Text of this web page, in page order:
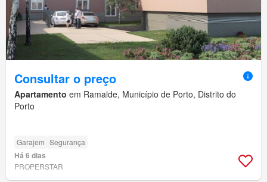
Consultar o preço
Apartamento em Ramalde, Município de Porto, Distrito do
Porto
Garajem Segurança
Há 6 dias
PROPERSTAR